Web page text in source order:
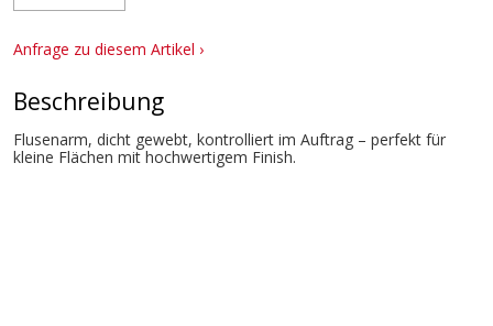
Anfrage zu diesem Artikel ›
Beschreibung
Flusenarm, dicht gewebt, kontrolliert im Auftrag – perfekt für
kleine Flächen mit hochwertigem Finish.